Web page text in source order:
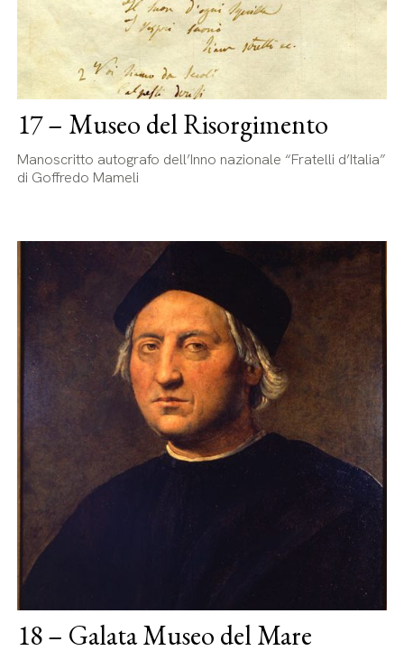
17 – Museo del Risorgimento
Manoscritto autografo dell’Inno nazionale “Fratelli d’Italia”
di Goffredo Mameli
18 – Galata Museo del Mare